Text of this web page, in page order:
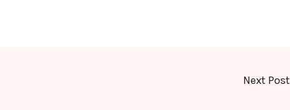
Next Post